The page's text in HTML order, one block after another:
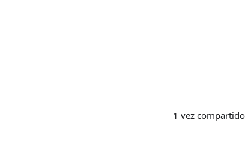
1 vez compartido